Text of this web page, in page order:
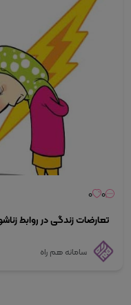
0
0
تعارضات زندگی در روابط
سامانه هم راه